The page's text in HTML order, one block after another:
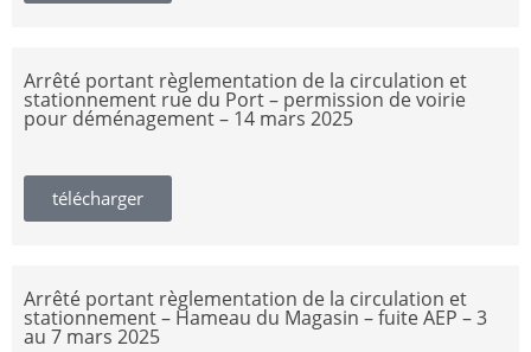
Arrêté portant règlementation de la circulation et
stationnement rue du Port – permission de voirie
pour déménagement – 14 mars 2025
télécharger
Arrêté portant règlementation de la circulation et
stationnement – Hameau du Magasin – fuite AEP – 3
au 7 mars 2025